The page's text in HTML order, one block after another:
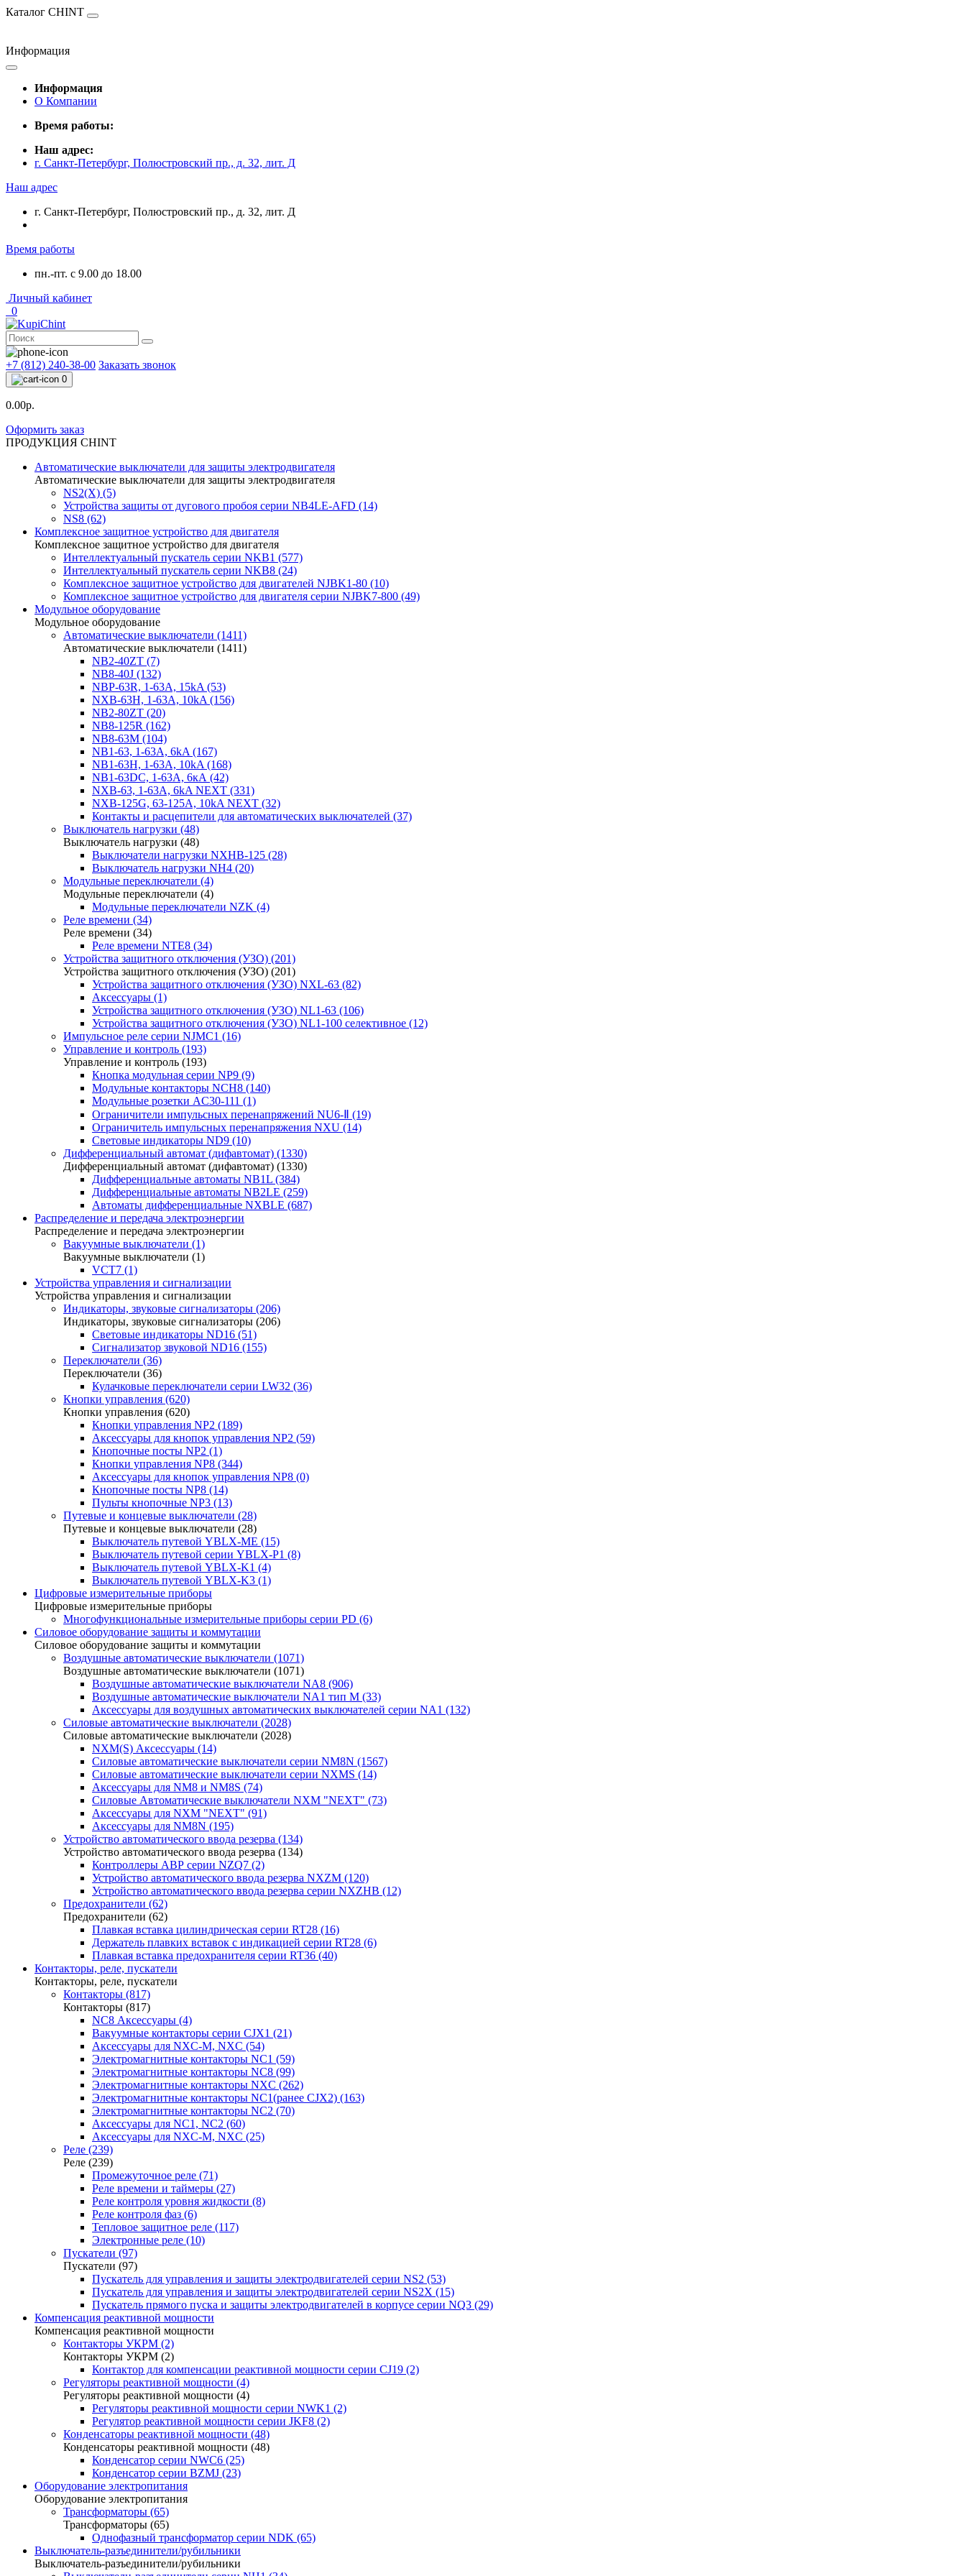
Каталог CHINT
Информация
Информация
О Компании
Время работы:
Наш адрес:
г. Санкт-Петербург, Полюстровский пр., д. 32, лит. Д
Наш адрес
г. Санкт-Петербург, Полюстровский пр., д. 32, лит. Д
Время работы
пн.-пт. с 9.00 до 18.00
Личный кабинет
0
+7 (812) 240-38-00 Заказать звонок
0
0.00р.
Оформить заказ
ПРОДУКЦИЯ CHINT
Автоматические выключатели для защиты электродвигателя
Автоматические выключатели для защиты электродвигателя
NS2(X) (5)
Устройства защиты от дугового пробоя серии NB4LE-AFD (14)
NS8 (62)
Комплексное защитное устройство для двигателя
Комплексное защитное устройство для двигателя
Интеллектуальный пускатель серии NKB1 (577)
Интеллектуальный пускатель серии NKB8 (24)
Комплексное защитное устройство для двигателей NJBK1-80 (10)
Комплексное защитное устройство для двигателя серии NJBK7-800 (49)
Модульное оборудование
Модульное оборудование
Автоматические выключатели (1411)
Автоматические выключатели (1411)
NB2-40ZT (7)
NB8-40J (132)
NBP-63R, 1-63A, 15kA (53)
NXB-63H, 1-63A, 10kA (156)
NB2-80ZT (20)
NB8-125R (162)
NB8-63М (104)
NB1-63, 1-63А, 6kA (167)
NB1-63H, 1-63А, 10kA (168)
NB1-63DC, 1-63А, 6кА (42)
NXB-63, 1-63А, 6kA NEXT (331)
NXB-125G, 63-125А, 10kA NEXT (32)
Контакты и расцепители для автоматических выключателей (37)
Выключатель нагрузки (48)
Выключатель нагрузки (48)
Выключатели нагрузки NXHB-125 (28)
Выключатель нагрузки NH4 (20)
Модульные переключатели (4)
Модульные переключатели (4)
Модульные переключатели NZK (4)
Реле времени (34)
Реле времени (34)
Реле времени NTE8 (34)
Устройства защитного отключения (УЗО) (201)
Устройства защитного отключения (УЗО) (201)
Устройства защитного отключения (УЗО) NXL-63 (82)
Аксессуары (1)
Устройства защитного отключения (УЗО) NL1-63 (106)
Устройства защитного отключения (УЗО) NL1-100 селективное (12)
Импульсное реле серии NJMC1 (16)
Управление и контроль (193)
Управление и контроль (193)
Кнопка модульная серии NP9 (9)
Модульные контакторы NCH8 (140)
Модульные розетки AC30-111 (1)
Ограничители импульсных перенапряжений NU6-Ⅱ (19)
Ограничитель импульсных перенапряжения NXU (14)
Световые индикаторы ND9 (10)
Дифференциальный автомат (дифавтомат) (1330)
Дифференциальный автомат (дифавтомат) (1330)
Дифференциальные автоматы NB1L (384)
Дифференциальные автоматы NB2LE (259)
Автоматы дифференциальные NXBLE (687)
Распределение и передача электроэнергии
Распределение и передача электроэнергии
Вакуумные выключатели (1)
Вакуумные выключатели (1)
VCT7 (1)
Устройства управления и сигнализации
Устройства управления и сигнализации
Индикаторы, звуковые сигнализаторы (206)
Индикаторы, звуковые сигнализаторы (206)
Световые индикаторы ND16 (51)
Сигнализатор звуковой ND16 (155)
Переключатели (36)
Переключатели (36)
Кулачковые переключатели серии LW32 (36)
Кнопки управления (620)
Кнопки управления (620)
Кнопки управления NP2 (189)
Аксессуары для кнопок управления NP2 (59)
Кнопочные посты NP2 (1)
Кнопки управления NP8 (344)
Аксессуары для кнопок управления NP8 (0)
Кнопочные посты NP8 (14)
Пульты кнопочные NP3 (13)
Путевые и концевые выключатели (28)
Путевые и концевые выключатели (28)
Выключатель путевой YBLX-ME (15)
Выключатель путевой серии YBLX-P1 (8)
Выключатель путевой YBLX-K1 (4)
Выключатель путевой YBLX-K3 (1)
Цифровые измерительные приборы
Цифровые измерительные приборы
Многофункциональные измерительные приборы серии PD (6)
Силовое оборудование защиты и коммутации
Силовое оборудование защиты и коммутации
Воздушные автоматические выключатели (1071)
Воздушные автоматические выключатели (1071)
Воздушные автоматические выключатели NA8 (906)
Воздушные автоматические выключатели NA1 тип М (33)
Аксессуары для воздушных автоматических выключателей серии NA1 (132)
Силовые автоматические выключатели (2028)
Силовые автоматические выключатели (2028)
NXM(S) Аксессуары (14)
Силовые автоматические выключатели серии NM8N (1567)
Силовые автоматические выключатели серии NXMS (14)
Аксессуары для NM8 и NM8S (74)
Силовые Автоматические выключатели NXM "NEXT" (73)
Аксессуары для NXM "NEXT" (91)
Аксессуары для NM8N (195)
Устройство автоматического ввода резерва (134)
Устройство автоматического ввода резерва (134)
Контроллеры АВР серии NZQ7 (2)
Устройство автоматического ввода резерва NXZM (120)
Устройство автоматического ввода резерва серии NXZHB (12)
Предохранители (62)
Предохранители (62)
Плавкая вставка цилиндрическая серии RT28 (16)
Держатель плавких вставок с индикацией серии RT28 (6)
Плавкая вставка предохранителя серии RT36 (40)
Контакторы, реле, пускатели
Контакторы, реле, пускатели
Контакторы (817)
Контакторы (817)
NC8 Аксессуары (4)
Вакуумные контакторы серии CJX1 (21)
Аксессуары для NXC-M, NXC (54)
Электромагнитные контакторы NC1 (59)
Электромагнитные контакторы NC8 (99)
Электромагнитные контакторы NXC (262)
Электромагнитные контакторы NC1(ранее CJX2) (163)
Электромагнитные контакторы NC2 (70)
Аксессуары для NC1, NC2 (60)
Аксессуары для NXC-M, NXC (25)
Реле (239)
Реле (239)
Промежуточное реле (71)
Реле времени и таймеры (27)
Реле контроля уровня жидкости (8)
Реле контроля фаз (6)
Тепловое защитное реле (117)
Электронные реле (10)
Пускатели (97)
Пускатели (97)
Пускатель для управления и защиты электродвигателей серии NS2 (53)
Пускатель для управления и защиты электродвигателей серии NS2X (15)
Пускатель прямого пуска и защиты электродвигателей в корпусе серии NQ3 (29)
Компенсация реактивной мощности
Компенсация реактивной мощности
Контакторы УКРМ (2)
Контакторы УКРМ (2)
Контактор для компенсации реактивной мощности серии CJ19 (2)
Регуляторы реактивной мощности (4)
Регуляторы реактивной мощности (4)
Регуляторы реактивной мощности серии NWK1 (2)
Регулятор реактивной мощности серии JKF8 (2)
Конденсаторы реактивной мощности (48)
Конденсаторы реактивной мощности (48)
Конденсатор серии NWC6 (25)
Конденсатор серии BZMJ (23)
Оборудование электропитания
Оборудование электропитания
Трансформаторы (65)
Трансформаторы (65)
Однофазный трансформатор серии NDK (65)
Выключатель-разъединители/рубильники
Выключатель-разъединители/рубильники